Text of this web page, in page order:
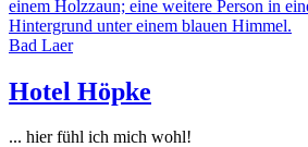
Bad Laer
Hotel Höpke
... hier fühl ich mich wohl!